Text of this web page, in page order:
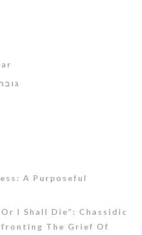
A Purposeful
I Shall Die”: Chassidic
The Grief Of